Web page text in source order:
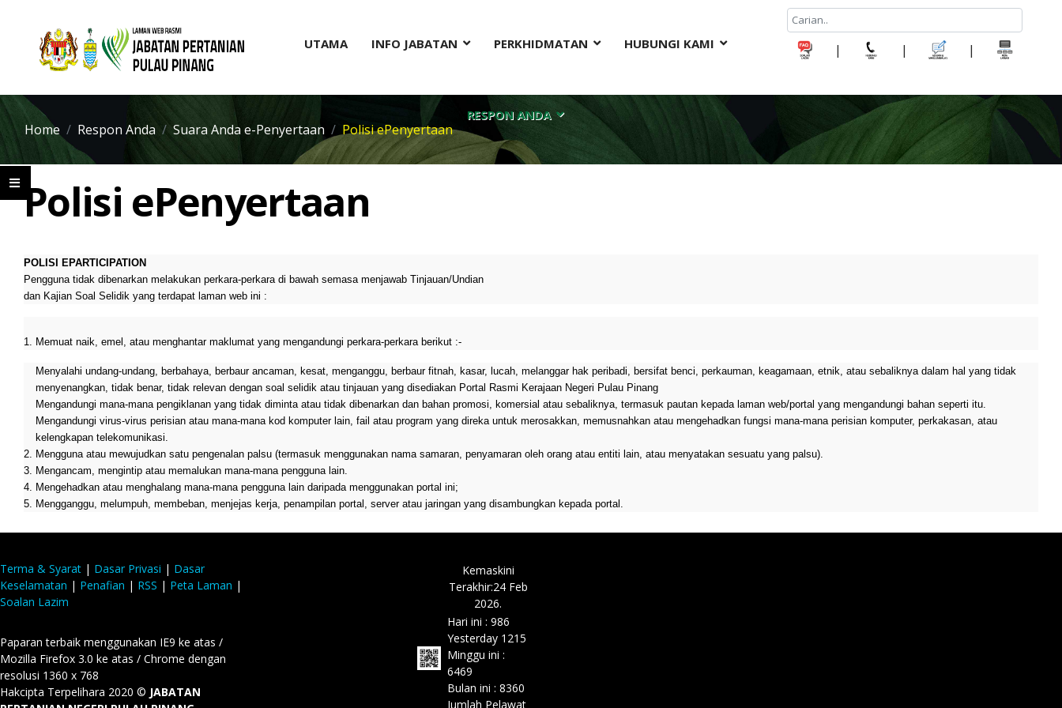
UTAMA INFO JABATAN PERKHIDMATAN HUBUNGI KAMI
RESPON ANDA
| | |
Home Respon Anda Suara Anda e-Penyertaan Polisi ePenyertaan
Polisi ePenyertaan
POLISI EPARTICIPATION
Pengguna tidak dibenarkan melakukan perkara-perkara di bawah semasa menjawab Tinjauan/Undian
dan Kajian Soal Selidik yang terdapat laman web ini :
1. Memuat naik, emel, atau menghantar maklumat yang mengandungi perkara-perkara berikut :-
Menyalahi undang-undang, berbahaya, berbaur ancaman, kesat, menganggu, berbaur fitnah, kasar, lucah, melanggar hak peribadi, bersifat benci, perkauman, keagamaan, etnik, atau sebaliknya dalam hal yang tidak
menyenangkan, tidak benar, tidak relevan dengan soal selidik atau tinjauan yang disediakan Portal Rasmi Kerajaan Negeri Pulau Pinang
Mengandungi mana-mana pengiklanan yang tidak diminta atau tidak dibenarkan dan bahan promosi, komersial atau sebaliknya, termasuk pautan kepada laman web/portal yang mengandungi bahan seperti itu.
Mengandungi virus-virus perisian atau mana-mana kod komputer lain, fail atau program yang direka untuk merosakkan, memusnahkan atau mengehadkan fungsi mana-mana perisian komputer, perkakasan, atau
kelengkapan telekomunikasi.
2. Mengguna atau mewujudkan satu pengenalan palsu (termasuk menggunakan nama samaran, penyamaran oleh orang atau entiti lain, atau menyatakan sesuatu yang palsu).
3. Mengancam, mengintip atau memalukan mana-mana pengguna lain.
4. Mengehadkan atau menghalang mana-mana pengguna lain daripada menggunakan portal ini;
5. Mengganggu, melumpuh, membeban, menjejas kerja, penampilan portal, server atau jaringan yang disambungkan kepada portal.
Terma & Syarat | Dasar Privasi | Dasar
Keselamatan | Penafian | RSS | Peta Laman |
Soalan Lazim
Paparan terbaik menggunakan IE9 ke atas /
Mozilla Firefox 3.0 ke atas / Chrome dengan
resolusi 1360 x 768
Hakcipta Terpelihara 2020 © JABATAN
Kemaskini
Terakhir:24 Feb
2026.
Hari ini : 986
Yesterday 1215
Minggu ini :
6469
Bulan ini : 8360
Jumlah Pelawat